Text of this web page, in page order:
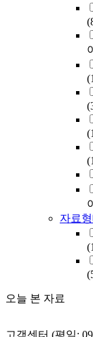
자료형
오늘 본 자료